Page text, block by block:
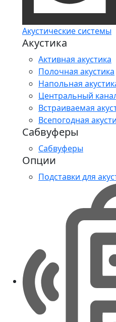
Акустические системы
Акустика
Активная акустика
Полочная акустика
Напольная
Центральный
Встраиваемая
Всепогодная
Сабвуферы
Сабвуферы
Опции
Подставки для